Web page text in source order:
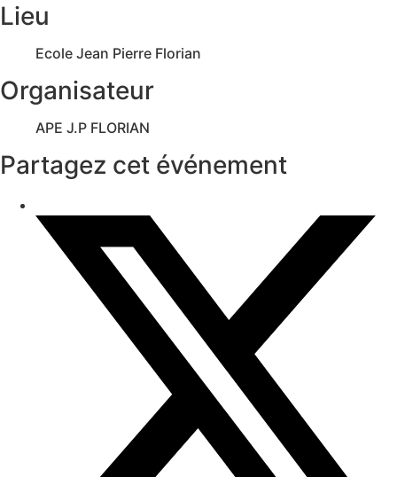
Lieu
Ecole Jean Pierre Florian
Organisateur
APE J.P FLORIAN
Partagez cet événement